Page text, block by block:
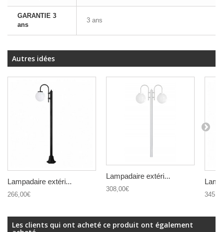
GARANTIE 3
ans
3 ans
Autres idées
Lampadaire extéri...
266,00€
Lampadaire extéri...
308,00€
Les clients qui ont acheté ce produit ont également